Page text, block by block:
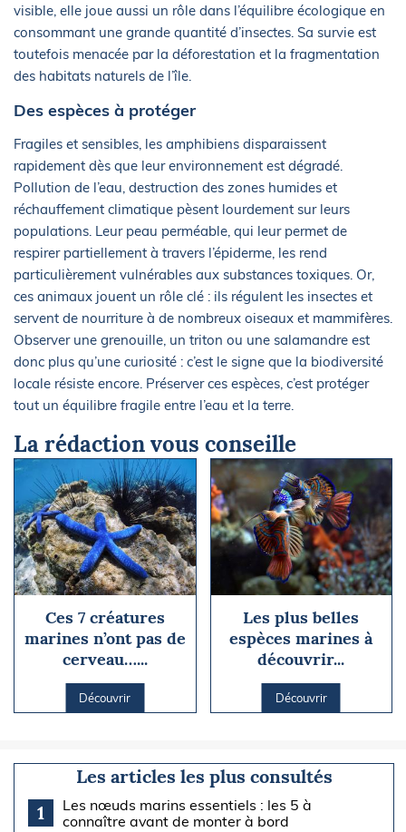
visible, elle joue aussi un rôle dans l’équilibre écologique en
consommant une grande quantité d’insectes. Sa survie est
toutefois menacée par la déforestation et la fragmentation
des habitats naturels de l’île.
Des espèces à protéger
Fragiles et sensibles, les amphibiens disparaissent
rapidement dès que leur environnement est dégradé.
Pollution de l’eau, destruction des zones humides et
réchauffement climatique pèsent lourdement sur leurs
populations. Leur peau perméable, qui leur permet de
respirer partiellement à travers l’épiderme, les rend
particulièrement vulnérables aux substances toxiques. Or,
ces animaux jouent un rôle clé : ils régulent les insectes et
servent de nourriture à de nombreux oiseaux et mammifères.
Observer une grenouille, un triton ou une salamandre est
donc plus qu’une curiosité : c’est le signe que la biodiversité
locale résiste encore. Préserver ces espèces, c’est protéger
tout un équilibre fragile entre l’eau et la terre.
La rédaction vous conseille
Ces 7 créatures
marines n’ont pas de
cerveau…...
Découvrir
Les plus belles
espèces marines à
découvrir...
Découvrir
Les articles les plus consultés
1
Les nœuds marins essentiels : les 5 à
connaître avant de monter à bord